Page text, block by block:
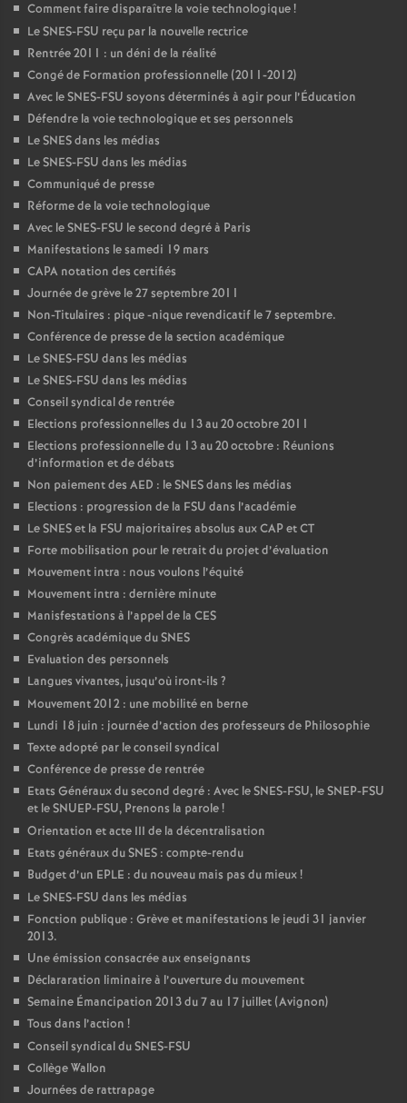
Comment faire disparaître la voie technologique!
Le SNES-FSU reçu par la nouvelle rectrice
Rentrée 2011 : un déni de la réalité
Congé de Formation professionnelle (2011-2012)
Avec le SNES-FSU soyons déterminés à agir pour l’Éducation
Défendre la voie technologique et ses personnels
Le SNES dans les médias
Le SNES-FSU dans les médias
Communiqué de presse
Réforme de la voie technologique
Avec le SNES-FSU le second degré à Paris
Manifestations le samedi 19 mars
CAPA notation des certifiés
Journée de grève le 27 septembre 2011
Non-Titulaires : pique -nique revendicatif le 7 septembre.
Conférence de presse de la section académique
Le SNES-FSU dans les médias
Le SNES-FSU dans les médias
Conseil syndical de rentrée
Elections professionnelles du 13 au 20 octobre 2011
Elections professionnelle du 13 au 20 octobre : Réunions
d’information et de débats
Non paiement des AED : le SNES dans les médias
Elections : progression de la FSU dans l’académie
Le SNES et la FSU majoritaires absolus aux CAP et CT
Forte mobilisation pour le retrait du projet d’évaluation
Mouvement intra : nous voulons l’équité
Mouvement intra : dernière minute
Manisfestations à l’appel de la CES
Congrès académique du SNES
Evaluation des personnels
Langues vivantes, jusqu’où iront-ils ?
Mouvement 2012 : une mobilité en berne
Lundi 18 juin : journée d’action des professeurs de Philosophie
Texte adopté par le conseil syndical
Conférence de presse de rentrée
Etats Généraux du second degré : Avec le SNES-FSU, le SNEP-FSU
et le SNUEP-FSU, Prenons la parole!
Orientation et acte III de la décentralisation
Etats généraux du SNES : compte-rendu
Budget d’un EPLE : du nouveau mais pas du mieux!
Le SNES-FSU dans les médias
Fonction publique : Grève et manifestations le jeudi 31 janvier
2013.
Une émission consacrée aux enseignants
Déclararation liminaire à l’ouverture du mouvement
Semaine Émancipation 2013 du 7 au 17 juillet (Avignon)
Tous dans l’action !
Conseil syndical du SNES-FSU
Collège Wallon
Journées de rattrapage